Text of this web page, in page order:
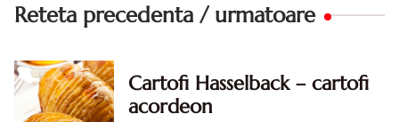
Reteta precedenta / urmatoare
Cartofi Hasselback – cartofi
acordeon